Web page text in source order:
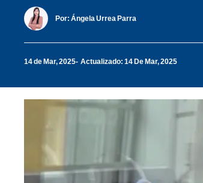
Por: Ángela Urrea Parra
14 de Mar, 2025 Actualizado: 14 De Mar, 2025